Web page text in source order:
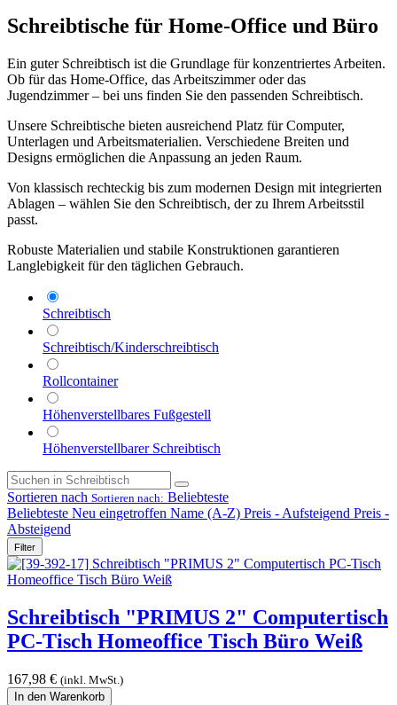
Schreibtische für Home-Office und Büro
Ein guter Schreibtisch ist die Grundlage für konzentriertes Arbeiten.
Ob für das Home-Office, das Arbeitszimmer oder das
Jugendzimmer – bei uns finden Sie den passenden Schreibtisch.
Unsere Schreibtische bieten ausreichend Platz für Computer,
Unterlagen und Arbeitsmaterialien. Verschiedene Breiten und
Designs ermöglichen die Anpassung an jeden Raum.
Von klassisch rechteckig bis zum modernen Design mit integrierten
Ablagen – wählen Sie den Schreibtisch, der zu Ihrem Arbeitsstil
passt.
Robuste Materialien und stabile Konstruktionen garantieren
Langlebigkeit für den täglichen Gebrauch.
Schreibtisch
Schreibtisch/Kinderschreibtisch
Rollcontainer
Höhenverstellbares Fußgestell
Höhenverstellbarer Schreibtisch
Sortieren nach Sortieren nach: Beliebteste
Beliebteste Neu eingetroffen Name (A-Z) Preis - Aufsteigend Preis -
Absteigend
Filter
Schreibtisch "PRIMUS 2" Computertisch
PC-Tisch Homeoffice Tisch Büro Weiß
167,98 € (inkl. MwSt.)
In den Warenkorb